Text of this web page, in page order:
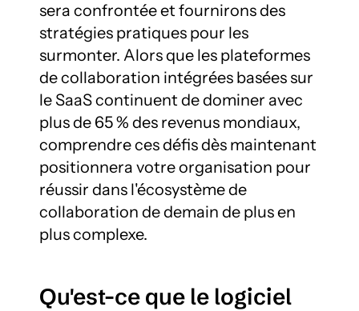
sera confrontée et fournirons des
stratégies pratiques pour les
surmonter. Alors que les plateformes
de collaboration intégrées basées sur
le SaaS continuent de dominer avec
plus de 65 % des revenus mondiaux,
comprendre ces défis dès maintenant
positionnera votre organisation pour
réussir dans l'écosystème de
collaboration de demain de plus en
plus complexe.
Qu'est-ce que le logiciel